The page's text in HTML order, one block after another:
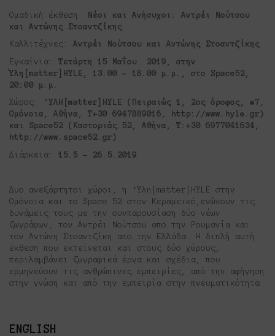
Ομαδική έκθεση: Νέοι και Ανήσυχοι: Aντρέι Νούτσου
και Αντώνης Στοαντζίκης
Καλλιτέχνες: Aντρέι Νούτσου και Αντώνης Στοαντζίκης
Εγκαίνια: Τετάρτη 15 Μαΐου 2019, στην
Ύλη[matter] HYLE , 13 :00 – 18.00 μ.μ. , στο Space52,
20:00 μ.μ.
Χώρος:
‘ΥΛΗ[matter]HYLE (Πειραιώς 1, 2ος όροφος, #7,
Ομόνοια, Αθήνα, T+30 6947889016, http://www.hyle.gr)
και Space52 (Καστοριάς 52, Αθήνα, Τ:+30 6977041634,
http://www.space52.gr)
Διάρκεια:
15.5 – 26.5.2019
Δυο ανεξάρτητοι χώροι, η ‘Υλη[matter]HYLE στην
Ομόνοια και το Space 52 στον Κεραμεικό,ενώνουν τις
δυνάμεις τους με την συνπαρουσίαση δύο νέων
ζωγράφων, τον Αντρέι Νούτσου απο την Ρουμανία και
τον Αντώνη Στοαντζίκη απο την Ελλάδα. Η διπλή αυτή
έκθεση που εκτείνεται και στους δύο χώρους,
περιλαμβάνει ζωγραφικά έργα και σχέδια, που
ερμηνεύουν τις ανθρώπινες εμπειρίες, από την αφήγηση
στην γνώση και από την εμπειρία στην πνευματικότητα
ENGLISH